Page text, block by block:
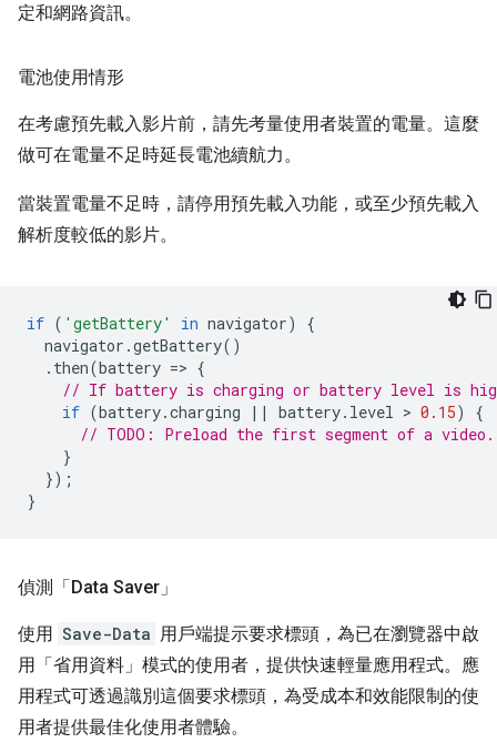
定和網路資訊。
電池使用情形
在考慮預先載入影片前，請先考量使用者裝置的電量。這麼
做可在電量不足時延長電池續航力。
當裝置電量不足時，請停用預先載入功能，或至少預先載入
解析度較低的影片。
if ( 'getBattery' in navigator)
{
navigator .getBattery()
. then(battery => {
// If battery is charging or battery level is high
if (battery.charging || battery. level > 0.15)
{
// TODO: Preload the first segment of a video.
}
});
}
偵測「Data Saver」
使用 Save-Data 用戶端提示要求標頭，為已在瀏覽器中啟
用「省用資料」模式的使用者，提供快速輕量應用程式。應
用程式可透過識別這個要求標頭，為受成本和效能限制的使
用者提供最佳化使用者體驗。